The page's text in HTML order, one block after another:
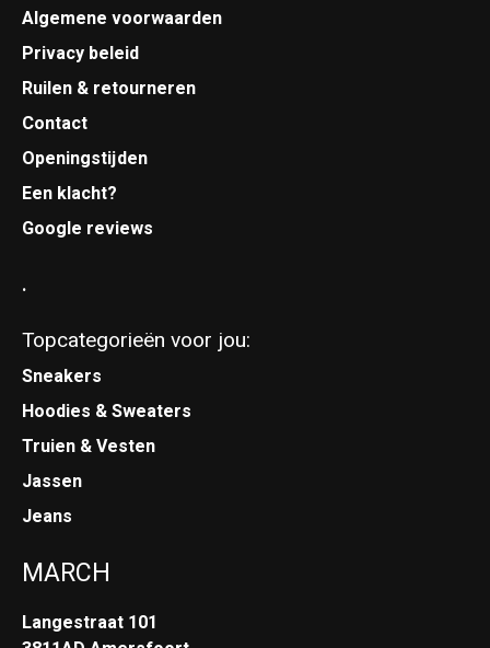
Algemene voorwaarden
Privacy beleid
Ruilen & retourneren
Contact
Openingstijden
Een klacht?
Google reviews
.
Topcategorieën voor jou:
Sneakers
Hoodies & Sweaters
Truien & Vesten
Jassen
Jeans
MARCH
Langestraat 101